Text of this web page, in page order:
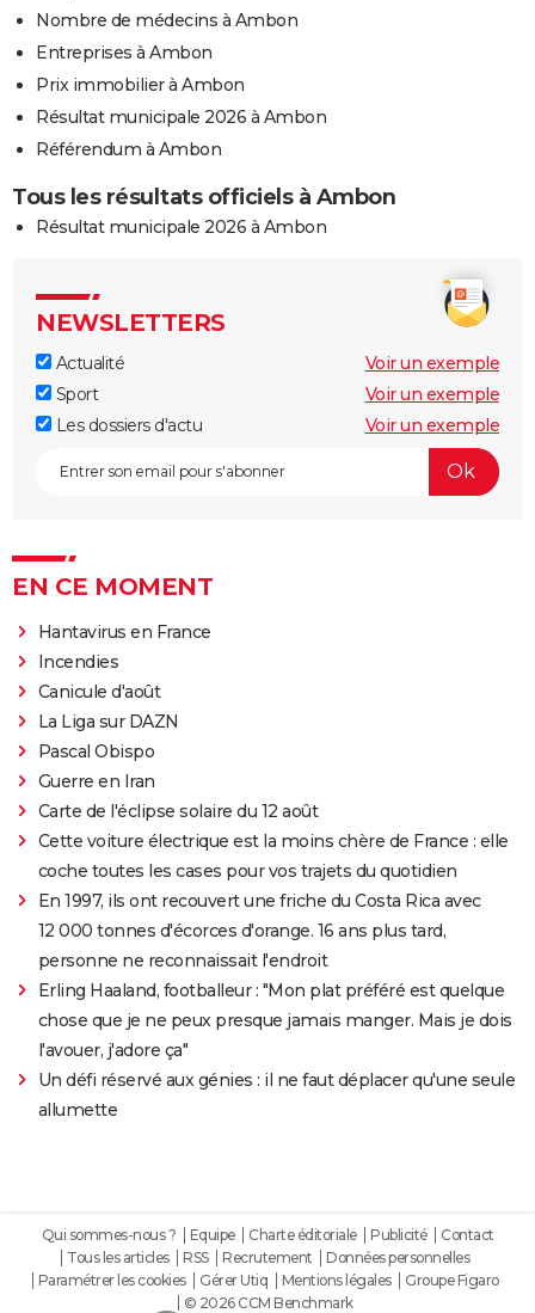
Nombre de médecins à Ambon
Entreprises à Ambon
Prix immobilier à Ambon
Résultat municipale 2026 à Ambon
Référendum à Ambon
Tous les résultats officiels à Ambon
Résultat municipale 2026 à Ambon
NEWSLETTERS
Actualité
Voir un exemple
Sport
Voir un exemple
Les dossiers d'actu
Voir un exemple
EN CE MOMENT
Hantavirus en France
Incendies
Canicule d'août
La Liga sur DAZN
Pascal Obispo
Guerre en Iran
Carte de l'éclipse solaire du 12 août
Cette voiture électrique est la moins chère de France : elle
coche toutes les cases pour vos trajets du quotidien
En 1997, ils ont recouvert une friche du Costa Rica avec
12 000 tonnes d'écorces d'orange. 16 ans plus tard,
personne ne reconnaissait l'endroit
Erling Haaland, footballeur : "Mon plat préféré est quelque
chose que je ne peux presque jamais manger. Mais je dois
l'avouer, j'adore ça"
Un défi réservé aux génies : il ne faut déplacer qu'une seule
allumette
Qui sommes-nous ? Equipe Charte éditoriale Publicité
Contact
Tous les articles
RSS Recrutement
Données personnelles
Paramétrer les cookies
Gérer Utiq Mentions légales
Groupe Figaro
© 2026 CCM Benchmark